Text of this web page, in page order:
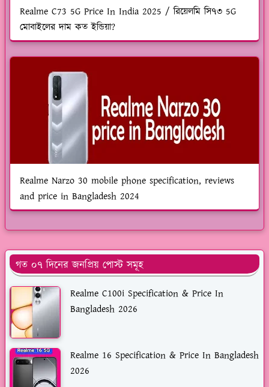
Realme C73 5G Price In India 2025 / রিয়েলমি সি৭৩ 5G
মোবাইলের দাম কত ইন্ডিয়া?
Realme Narzo 30 mobile phone specification, reviews
and price in Bangladesh 2024
গত ০৭ দিনের জনপ্রিয় পোস্ট সমূহ
Realme C100i Specification & Price In
Bangladesh 2026
Realme 16 Specification & Price In Bangladesh
2026